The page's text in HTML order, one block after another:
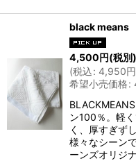
black means
4,500円(税別)
(税込: 4,950円
希望小売価格:
ン100％。軽
く、厚すぎず
様々なシーン
ーンズオリジ